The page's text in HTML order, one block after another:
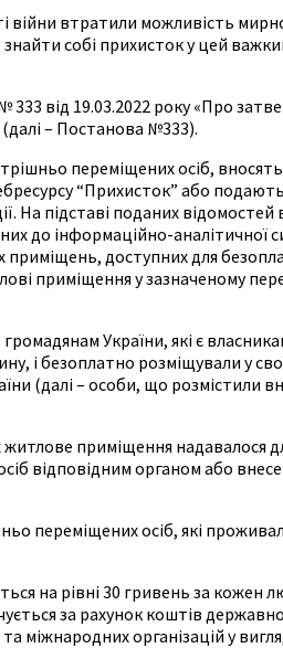
війни втратили можливість
собі прихисток у цей
333 від 19.03.2022 року «Про
(далі – Постанова №333).
переміщених осіб,
“Прихисток” або
На підставі поданих
до інформаційно-
доступних для
приміщення у зазначеному
України, які є
і безоплатно розміщували у
(далі – особи, що
житлове приміщення
відповідним органом або
переміщених осіб, які
на рівні 30 гривень за кожен
за рахунок коштів
організацій у